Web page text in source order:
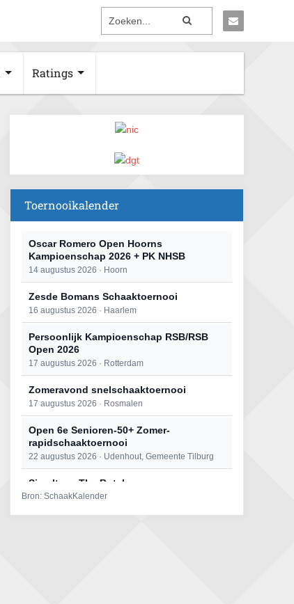
Ratings
Toernooikalender
Oscar Romero Open Hoorns
Kampioenschap 2026 + PK NHSB
14 augustus 2026 · Hoorn
Zesde Bomans Schaaktoernooi
16 augustus 2026 · Haarlem
Persoonlijk Kampioenschap RSB/RSB
Open 2026
17 augustus 2026 · Rotterdam
Zomeravond snelschaaktoernooi
17 augustus 2026 · Rosmalen
Open 6e Senioren-50+ Zomer-
rapidschaaktoernooi
22 augustus 2026 · Udenhout, Gemeente Tilburg
Simultaan The Butcher
22 augustus 2026 · Utrecht
Bron: SchaakKalender